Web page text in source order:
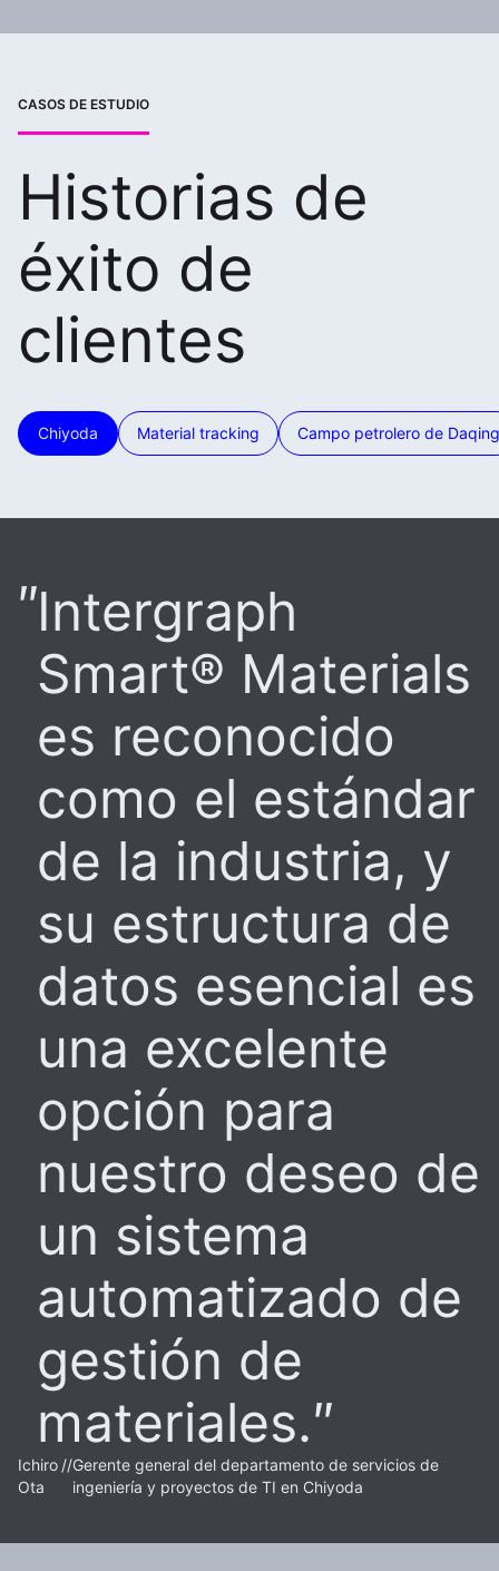
CASOS DE ESTUDIO
Historias de
éxito de
clientes
Chiyoda Material tracking Campo petrolero de Daqing
Intergraph
Smart® Materials
es reconocido
como el estándar
de la industria, y
su estructura de
datos esencial es
una excelente
opción para
nuestro deseo de
un sistema
automatizado de
gestión de
materiales.
Ichiro
Ota
//Gerente general del departamento de servicios de
ingeniería y proyectos de TI en Chiyoda